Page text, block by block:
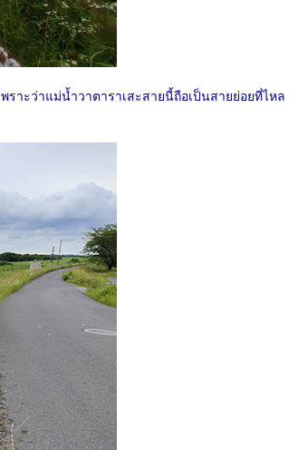
พราะว่าแม่น้ำวาตาราเสะสายนี้ถือเป็นสายย่อยที่ไหล